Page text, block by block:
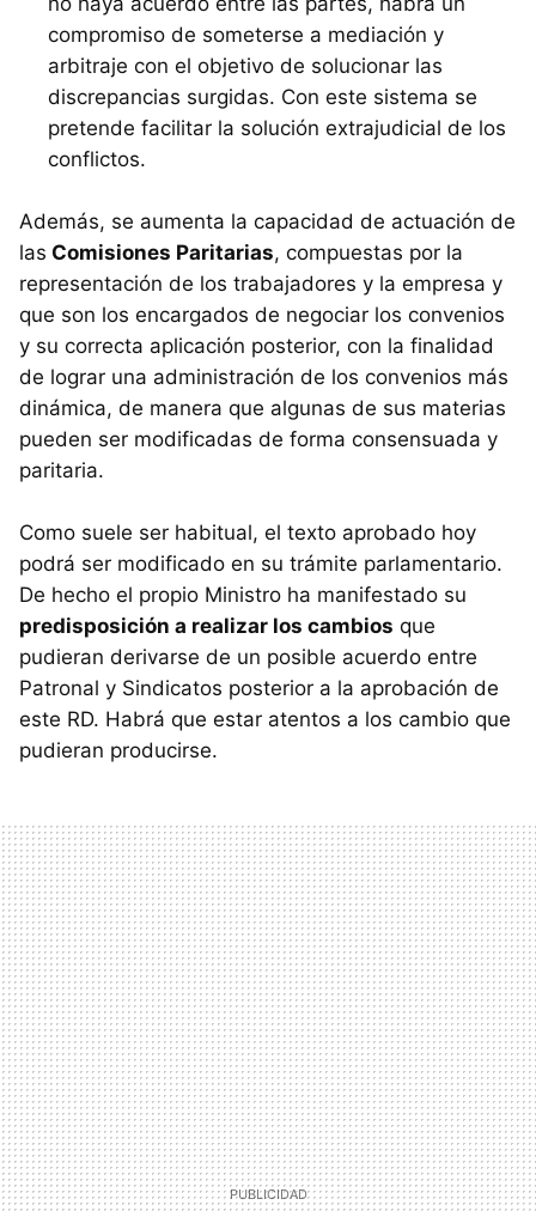
compromiso de someterse a mediación y
arbitraje con el objetivo de solucionar las
discrepancias surgidas. Con este sistema se
pretende facilitar la solución extrajudicial de los
conflictos.
Además, se aumenta la capacidad de actuación de
las Comisiones Paritarias, compuestas por la
representación de los trabajadores y la empresa y
que son los encargados de negociar los convenios
y su correcta aplicación posterior, con la finalidad
de lograr una administración de los convenios más
dinámica, de manera que algunas de sus materias
pueden ser modificadas de forma consensuada y
paritaria.
Como suele ser habitual, el texto aprobado hoy
podrá ser modificado en su trámite parlamentario.
De hecho el propio Ministro ha manifestado su
predisposición a realizar los cambios que
pudieran derivarse de un posible acuerdo entre
Patronal y Sindicatos posterior a la aprobación de
este RD. Habrá que estar atentos a los cambio que
pudieran producirse.